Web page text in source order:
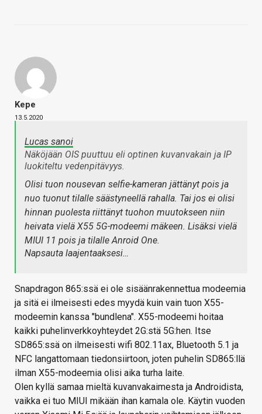
Kepe
13.5.2020
Lucas sanoi
Näköjään OIS puuttuu eli optinen kuvanvakain ja IP
luokiteltu vedenpitävyys.
Olisi tuon nousevan selfie-kameran jättänyt pois ja
nuo tuonut tilalle säästyneellä rahalla. Tai jos ei olisi
hinnan puolesta riittänyt tuohon muutokseen niin
heivata vielä X55 5G-modeemi mäkeen. Lisäksi vielä
MIUI 11 pois ja tilalle Anroid One.
Napsauta laajentaaksesi…
Snapdragon 865:ssä ei ole sisäänrakennettua modeemia
ja sitä ei ilmeisesti edes myydä kuin vain tuon X55-
modeemin kanssa "bundlena". X55-modeemi hoitaa
kaikki puhelinverkkoyhteydet 2G:stä 5G:hen. Itse
SD865:ssä on ilmeisesti wifi 802.11ax, Bluetooth 5.1 ja
NFC langattomaan tiedonsiirtoon, joten puhelin SD865:llä
ilman X55-modeemia olisi aika turha laite.
Olen kyllä samaa mieltä kuvanvakaimesta ja Androidista,
vaikka ei tuo MIUI mikään ihan kamala ole. Käytin vuoden